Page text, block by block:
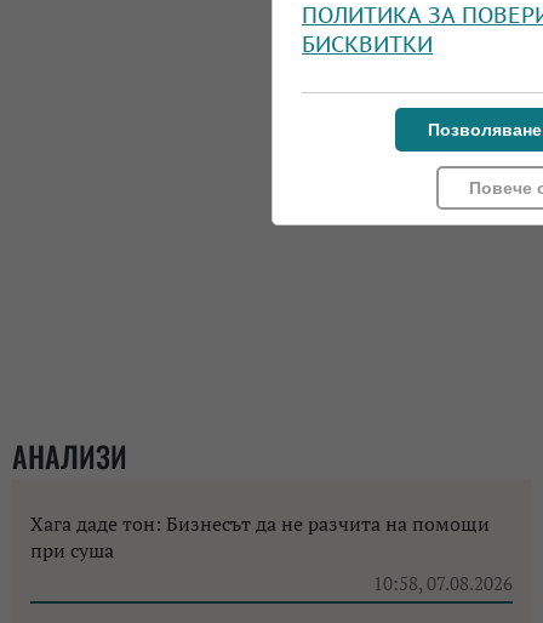
АНАЛИЗИ
Хага даде тон: Бизнесът да не разчита на помощи
при суша
10:58, 07.08.2026
ПОЛИТИКА ЗА
БИСКВИТКИ
Повече